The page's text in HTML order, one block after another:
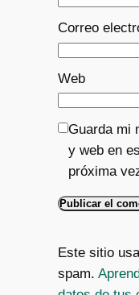
Correo
Web
Guarda mi
y web en
próxima
Este sitio
spam.